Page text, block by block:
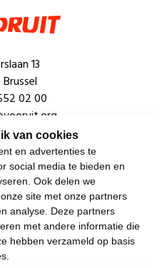
van cookies
en advertenties te
social media te bieden en
Ook delen we
site met onze partners
analyse. Deze partners
met andere informatie die
hebben verzameld op basis
13
02 00